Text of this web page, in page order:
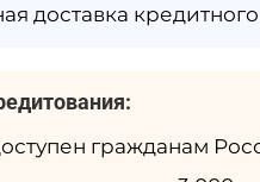
доставка
гражданам